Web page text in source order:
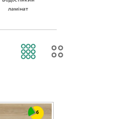
ламінат
6